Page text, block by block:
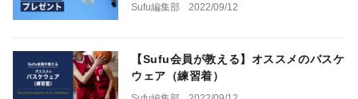
Sufu編集部 2022/09/12
【Sufu会員が教える】オススメのバスケ
ウェア（練習着）